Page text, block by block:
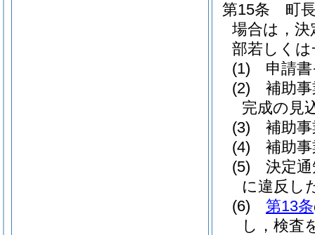
第15条
町
場合は，
部若しく
(1)
申請
(2)
補助
完成の見
(3)
補助
(4)
補助
(5)
決定
に違反し
(6)
第13条
し，検査